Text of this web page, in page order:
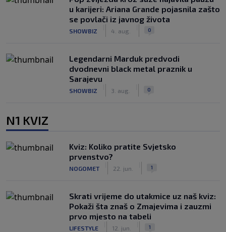
u karijeri: Ariana Grande pojasnila zašto
se povlači iz javnog života
SHOWBIZ 4. aug. 0
Legendarni Marduk predvodi
dvodnevni black metal praznik u
Sarajevu
SHOWBIZ 3. aug. 0
N1 KVIZ
Kviz: Koliko pratite Svjetsko
prvenstvo?
NOGOMET 22. jun. 1
Skrati vrijeme do utakmice uz naš kviz:
Pokaži šta znaš o Zmajevima i zauzmi
prvo mjesto na tabeli
LIFESTYLE 12. jun. 1